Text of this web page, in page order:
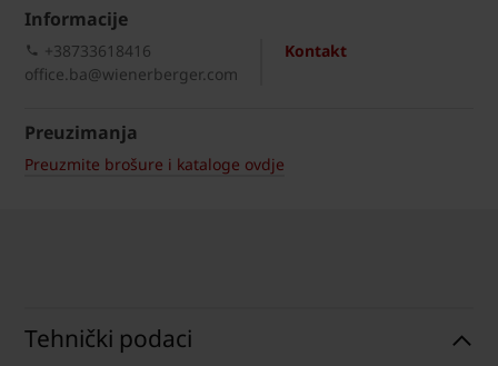
Informacije
Kontakt
+38733618416
office.ba@wienerberger.com
Preuzimanja
Preuzmite brošure i kataloge ovdje
Tehnički podaci